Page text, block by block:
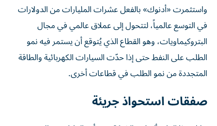
واستثمرت «أدنوك» بالفعل عشرات المليارات من الدولارات
في التوسع عالمياً، لتتحول إلى عملاق عالمي في مجال
البتروكيماويات، وهو القطاع الذي يُتوقع أن يستمر فيه نمو
الطلب على النفط حتى إذا حدّت السيارات الكهربائية والطاقة
المتجددة من نمو الطلب في قطاعات أخرى.
صفقات استحواذ جريئة